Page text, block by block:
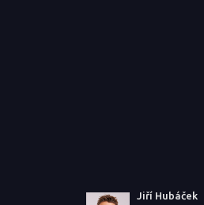
Jiří Hubáček